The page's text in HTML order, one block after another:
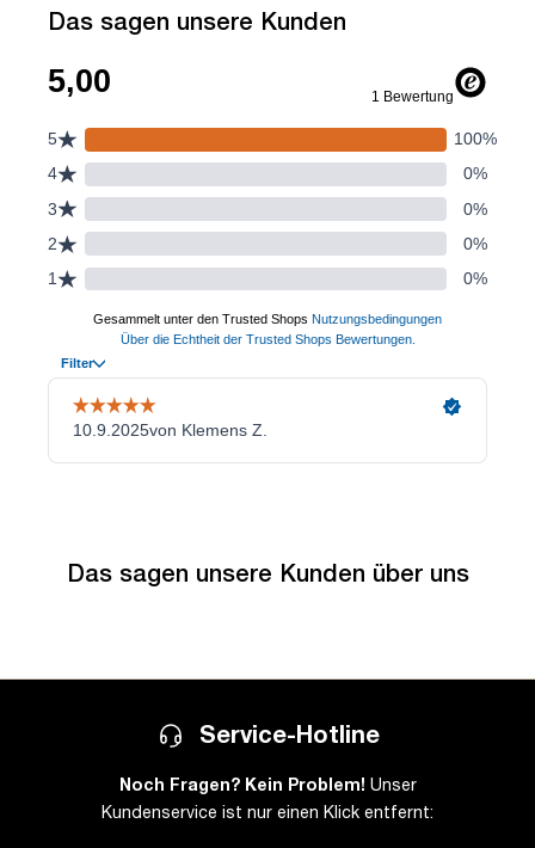
Das sagen unsere Kunden
Das sagen unsere Kunden über uns
Service-Hotline
Noch Fragen? Kein Problem! Unser
Kundenservice ist nur einen Klick entfernt: